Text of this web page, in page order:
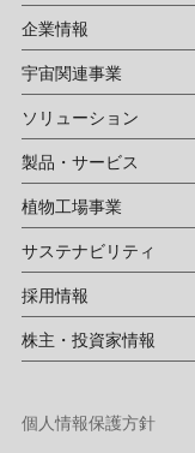
企業情報
宇宙関連事業
ソリューション
製品・サービス
植物工場事業
サステナビリティ
採用情報
株主・投資家情報
個人情報保護方針